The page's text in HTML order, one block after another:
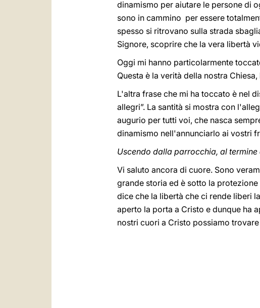
dinamismo per aiutare le persone di
sono in cammino per essere
spesso si ritrovano sulla strada
Signore, scoprire che la vera libertà
Oggi mi hanno particolarmente
Questa è la verità della nostra
L'altra frase che mi ha toccato è nel
allegri”. La santità si mostra con
augurio per tutti voi, che nasca
dinamismo nell'annunciarlo ai vostri
Uscendo dalla parrocchia, al
Vi saluto ancora di cuore. Sono
grande storia ed è sotto la
dice che la libertà che ci rende liberi
aperto la porta a Cristo e dunque ha
nostri cuori a Cristo possiamo